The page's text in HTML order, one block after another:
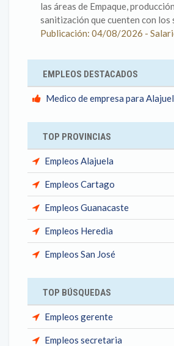
las áreas de Empaque,
sanitización que cuenten con los
Publicación: 04/08/2026 -
EMPLEOS DESTACADOS
Medico de empresa para
TOP PROVINCIAS
Empleos Alajuela
Empleos Cartago
Empleos Guanacaste
Empleos Heredia
Empleos San José
TOP BÚSQUEDAS
Empleos gerente
Empleos secretaria